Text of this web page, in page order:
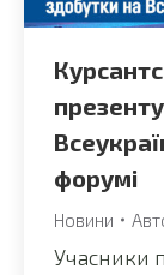
форумі
Новини
Учасники